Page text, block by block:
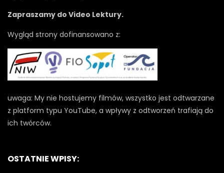
Zapraszamy do Video Lektury.
Wygląd strony dofinansowano z:
uwaga: My nie hostujemy filmów, wszystko jest odtwarzane
z platform typu YouTube, a wpływy z odtworzeń trafiają do
ich twórców.
OSTATNIE WPISY: